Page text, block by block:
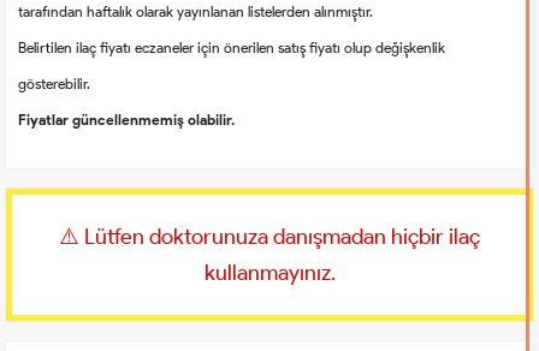
tarafından haftalık olarak yayınlanan listelerden alınmıştır.
Belirtilen ilaç fiyatı eczaneler için önerilen satış fiyatı olup değişkenlik
gösterebilir.
Fiyatlar güncellenmemiş olabilir.
⚠️ Lütfen doktorunuza danışmadan hiçbir ilaç
kullanmayınız.